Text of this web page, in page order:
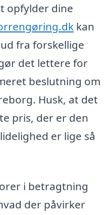
opfylder dine
kan
fra forskellige
det lettere for
beslutning om
Husk, at det
pris, der er den
er lige så
i betragtning
der påvirker